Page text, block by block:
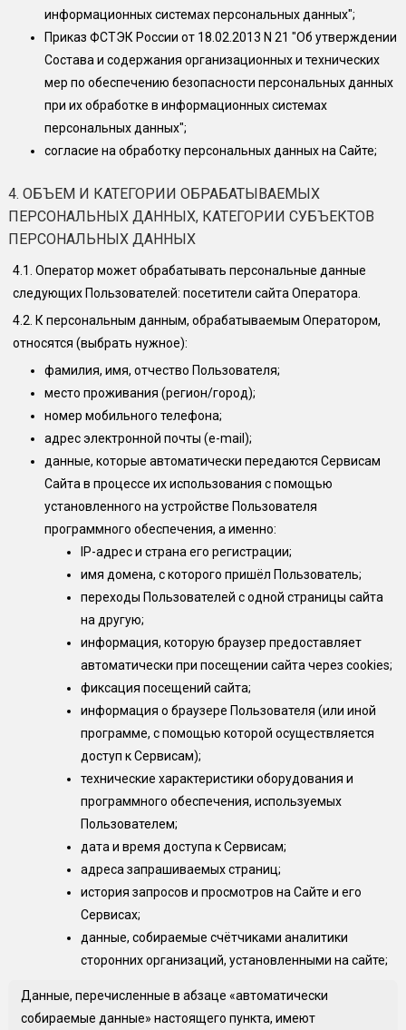
информационных системах персональных данных";
Приказ ФСТЭК России от 18.02.2013 N 21 "Об утверждении
Состава и содержания организационных и технических
мер по обеспечению безопасности персональных данных
при их обработке в информационных системах
персональных данных";
согласие на обработку персональных данных на Сайте;
4. ОБЪЕМ И КАТЕГОРИИ ОБРАБАТЫВАЕМЫХ
ПЕРСОНАЛЬНЫХ ДАННЫХ, КАТЕГОРИИ СУБЪЕКТОВ
ПЕРСОНАЛЬНЫХ ДАННЫХ
4.1. Оператор может обрабатывать персональные данные
следующих Пользователей: посетители сайта Оператора.
4.2. К персональным данным, обрабатываемым Оператором,
относятся (выбрать нужное):
фамилия, имя, отчество Пользователя;
место проживания (регион/город);
номер мобильного телефона;
адрес электронной почты (e-mail);
данные, которые автоматически передаются Сервисам
Сайта в процессе их использования с помощью
установленного на устройстве Пользователя
программного обеспечения, а именно:
IP-адрес и страна его регистрации;
имя домена, с которого пришёл Пользователь;
переходы Пользователей с одной страницы сайта
на другую;
информация, которую браузер предоставляет
автоматически при посещении сайта через cookies;
фиксация посещений сайта;
информация о браузере Пользователя (или иной
программе, с помощью которой осуществляется
доступ к Сервисам);
технические характеристики оборудования и
программного обеспечения, используемых
Пользователем;
дата и время доступа к Сервисам;
адреса запрашиваемых страниц;
история запросов и просмотров на Сайте и его
Сервисах;
данные, собираемые счётчиками аналитики
сторонних организаций, установленными на сайте;
Данные, перечисленные в абзаце «автоматически
собираемые данные» настоящего пункта, имеют